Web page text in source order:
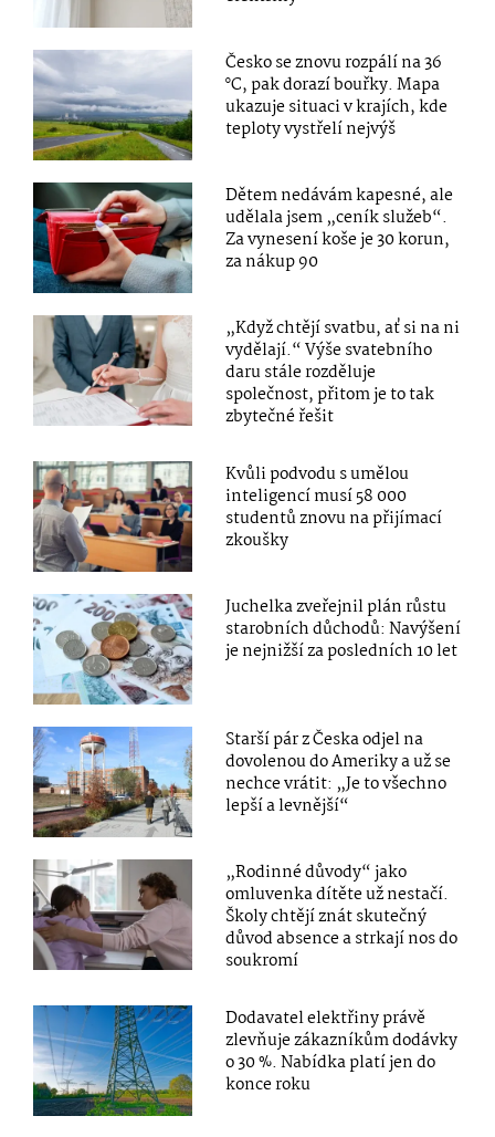
Česko se znovu rozpálí na 36
°C, pak dorazí bouřky. Mapa
ukazuje situaci v krajích, kde
teploty vystřelí nejvýš
Dětem nedávám kapesné, ale
udělala jsem „ceník služeb“.
Za vynesení koše je 30 korun,
za nákup 90
„Když chtějí svatbu, ať si na ni
vydělají.“ Výše svatebního
daru stále rozděluje
společnost, přitom je to tak
zbytečné řešit
Kvůli podvodu s umělou
inteligencí musí 58 000
studentů znovu na přijímací
zkoušky
Juchelka zveřejnil plán růstu
starobních důchodů: Navýšení
je nejnižší za posledních 10 let
Starší pár z Česka odjel na
dovolenou do Ameriky a už se
nechce vrátit: „Je to všechno
lepší a levnější“
„Rodinné důvody“ jako
omluvenka dítěte už nestačí.
Školy chtějí znát skutečný
důvod absence a strkají nos do
soukromí
Dodavatel elektřiny právě
zlevňuje zákazníkům dodávky
o 30 %. Nabídka platí jen do
konce roku